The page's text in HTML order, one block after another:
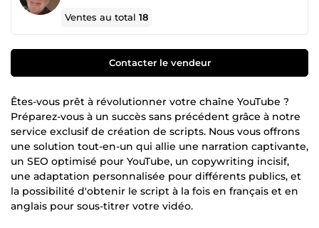
Ventes au total18
Contacter le vendeur
Êtes-vous prêt à révolutionner votre chaîne YouTube ?
Préparez-vous à un succès sans précédent grâce à notre
service exclusif de création de scripts. Nous vous offrons
une solution tout-en-un qui allie une narration captivante,
un SEO optimisé pour YouTube, un copywriting incisif,
une adaptation personnalisée pour différents publics, et
la possibilité d'obtenir le script à la fois en français et en
anglais pour sous-titrer votre vidéo.